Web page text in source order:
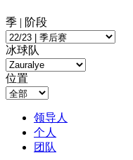
季 | 阶段
冰球队
位置
领导人
个人
团队